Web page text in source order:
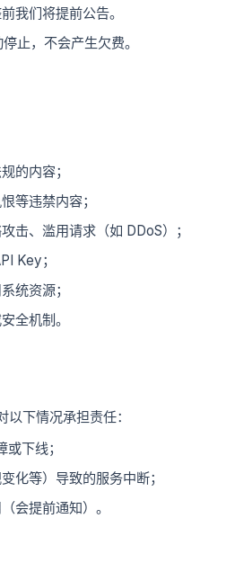
我们将提前公告。
止，不会产生欠费。
的内容；
等违禁内容；
击、滥用请求（如 DDoS）；
Key；
统资源；
全机制。
下情况承担责任：
下线；
化等）导致的服务中断；
会提前通知）。